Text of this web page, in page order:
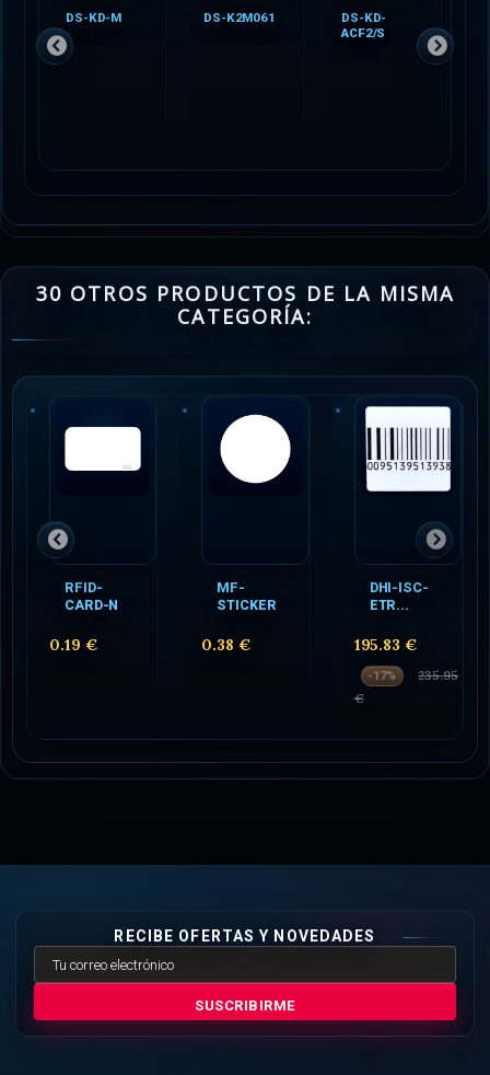
DS-KD-M DS-K2M061
DS-KD-
ACF2/S
30 OTROS PRODUCTOS DE LA MISMA
CATEGORÍA:
RFID-
CARD-N
0.19 €
MF-
STICKER
0.38 €
DHI-ISC-
ETR...
195.83 €
-17%
235.95
€
RECIBE OFERTAS Y NOVEDADES
SUSCRIBIRME